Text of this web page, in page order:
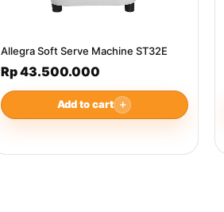
Allegra Soft Serve Machine ST32E
Rp 43.500.000
Add to cart ＋